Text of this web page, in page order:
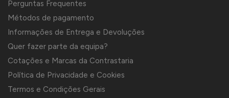
Perguntas Frequentes
Métodos de pagamento
Informações de Entrega e Devoluções
Quer fazer parte da equipa?
Cotações e Marcas da Contrastaria
Política de Privacidade e Cookies
Termos e Condições Gerais